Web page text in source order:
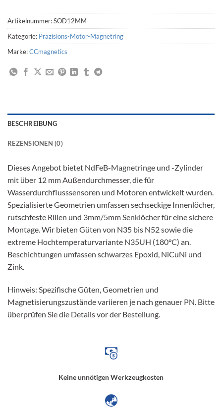
Artikelnummer:SOD12MM
Kategorie: Präzisions-Motor-Magnetring
Marke:CCmagnetics
BESCHREIBUNG
REZENSIONEN (0)
Dieses Angebot bietet NdFeB-Magnetringe und -Zylinder
mit über 12 mm Außendurchmesser, die für
Wasserdurchflusssensoren und Motoren entwickelt wurden.
Spezialisierte Geometrien umfassen sechseckige Innenlöcher,
rutschfeste Rillen und 3mm/5mm Senklöcher für eine sichere
Montage. Wir bieten Güten von N35 bis N52 sowie die
extreme Hochtemperaturvariante N35UH (180°C) an.
Beschichtungen umfassen schwarzes Epoxid, NiCuNi und
Zink.
Hinweis: Spezifische Güten, Geometrien und
Magnetisierungszustände variieren je nach genauer PN. Bitte
überprüfen Sie die Details vor der Bestellung.
Keine unnötigen Werkzeugkosten